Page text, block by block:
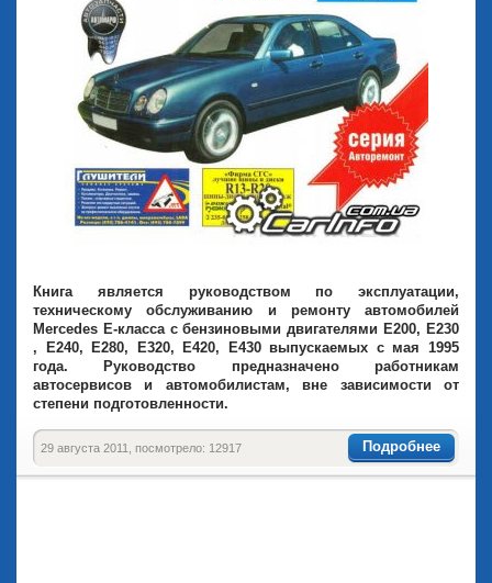
Книга является руководством по эксплуатации,
техническому обслуживанию и ремонту автомобилей
Mercedes Е-класса с бензиновыми двигателями Е200, Е230
, Е240, Е280, Е320, Е420, Е430 выпускаемых с мая 1995
года. Руководство предназначено работникам
автосервисов и автомобилистам, вне зависимости от
степени подготовленности.
Подробнее
29 августа 2011, посмотрело: 12917